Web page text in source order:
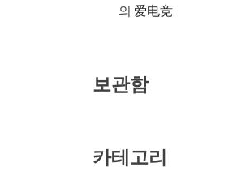
의 爱电竞
보관함
카테고리